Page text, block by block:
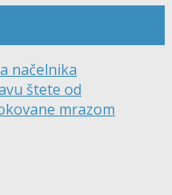
načelnika
štete od
mrazom